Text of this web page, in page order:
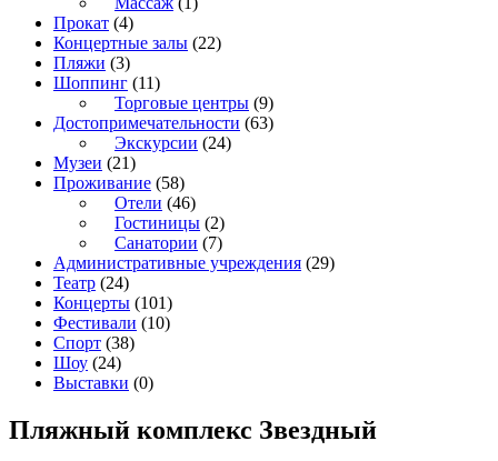
Прокат (4)
Концертные залы (22)
Пляжи (3)
Шоппинг (11)
Торговые центры (9)
Достопримечательности (63)
Экскурсии (24)
Музеи (21)
Проживание (58)
Отели (46)
Гостиницы (2)
Санатории (7)
Административные учреждения (29)
Театр (24)
Концерты (101)
Фестивали (10)
Спорт (38)
Шоу (24)
Выставки (0)
Пляжный комплекс Звездный